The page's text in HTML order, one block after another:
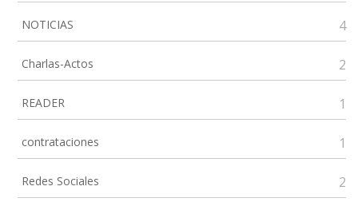
NOTICIAS 4
Charlas-Actos 2
READER 1
contrataciones 1
Redes Sociales 2